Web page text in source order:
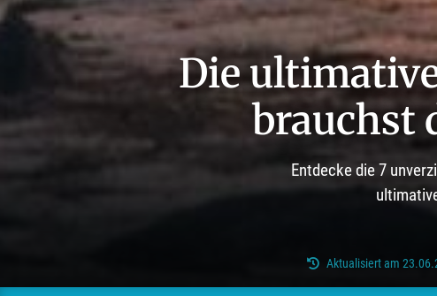
Die
brauchst
Entdecke die 7
Aktualisiert am